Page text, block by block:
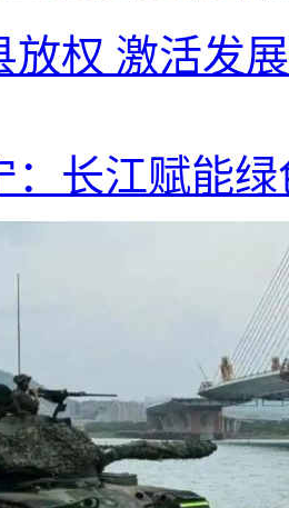
放权 激活发
：长江赋能